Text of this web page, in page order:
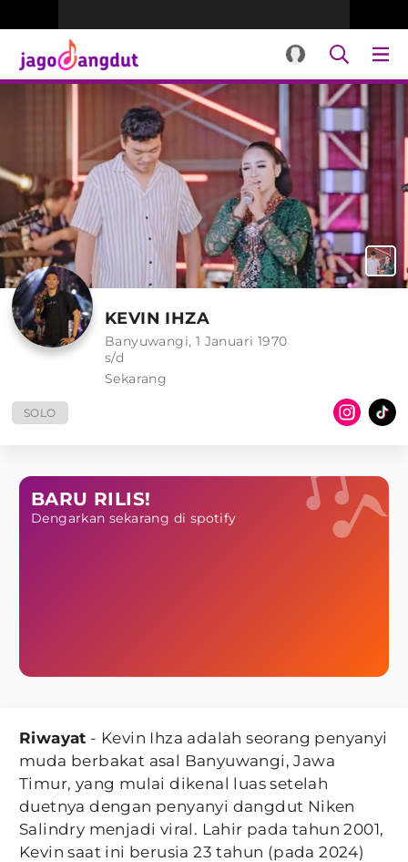
KEVIN IHZA
Banyuwangi, 1 Januari 1970
s/d
Sekarang
SOLO
BARU RILIS!
Dengarkan sekarang di spotify
Riwayat - Kevin Ihza adalah seorang penyanyi
muda berbakat asal Banyuwangi, Jawa
Timur, yang mulai dikenal luas setelah
duetnya dengan penyanyi dangdut Niken
Salindry menjadi viral. Lahir pada tahun 2001,
Kevin saat ini berusia 23 tahun (pada 2024)